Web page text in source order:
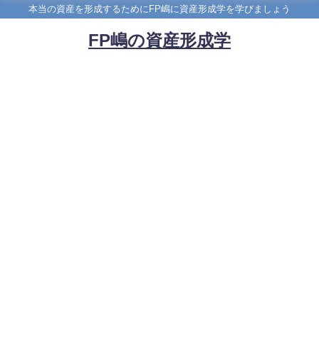
本当の資産を形成するためにFP嶋に資産形成学を学びましょう
FP嶋の資産形成学